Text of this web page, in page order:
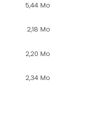
5,44 Mo
2,18 Mo
2,20 Mo
2,34 Mo